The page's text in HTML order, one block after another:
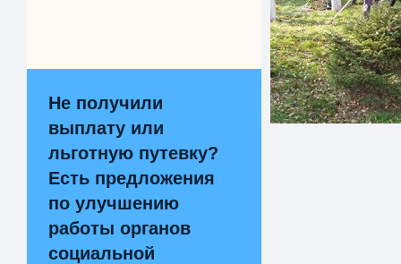
Не получили
выплату или
льготную путевку?
Есть предложения
по улучшению
работы органов
социальной